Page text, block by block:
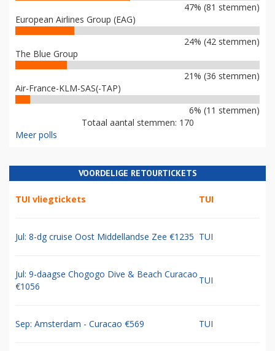
47% (81 stemmen)
European Airlines Group (EAG)
24% (42 stemmen)
The Blue Group
21% (36 stemmen)
Air-France-KLM-SAS(-TAP)
6% (11 stemmen)
Totaal aantal stemmen: 170
Meer polls
VOORDELIGE RETOURTICKETS
TUI vliegtickets TUI
Jul: 8-dg cruise Oost Middellandse Zee €1235 TUI
Jul: 9-daagse Chogogo Dive & Beach Curacao
€1056
TUI
Sep: Amsterdam - Curacao €569 TUI